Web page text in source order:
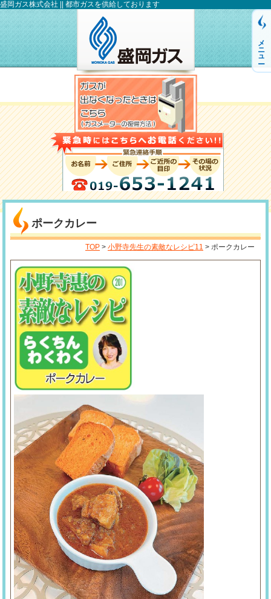
盛岡ガス株式会社 || 都市ガスを供給しております
メニュー
ポークカレー
TOP > 小野寺先生の素敵なレシピ11 > ポークカレー